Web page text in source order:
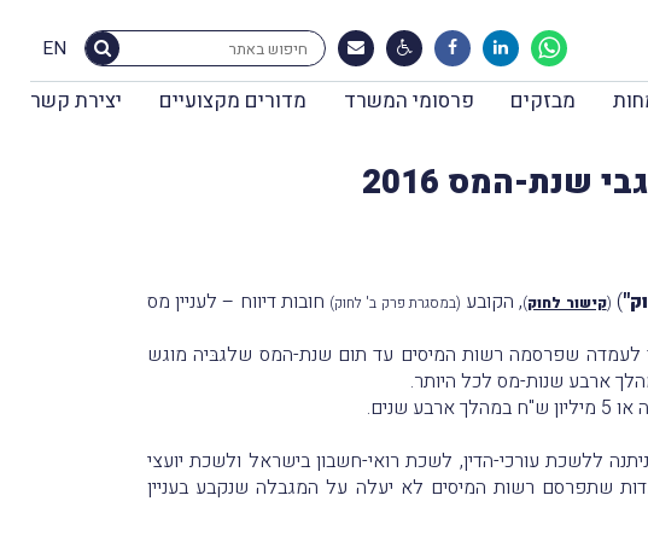
EN
מבזקים פרסומי המשרד מדורים מקצועיים יצירת קשר
המס 2016
)
(קישור לחוק), הקובע (במסגרת פרק ב' לחוק) חובות דיווח – לעניין מס
לעמדה שפרסמה רשות המיסים עד תום שנת-המס שלגבּיה מוגש
ללשכת עורכי-הדין, לשכת רואי-חשבון בישראל ולשכת יועצי
שתפרסם רשות המיסים לא יעלה על המגבלה שנקבע בעניין